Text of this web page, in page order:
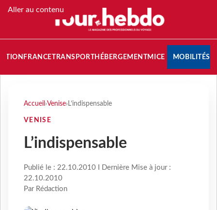
Aller au contenu
FRANCETRANSPORT HÉBERGEMENTMICE MOBILITÉS
Accueil ›Venise› L’indispensable
VENISE
L’indispensable
Publié le : 22.10.2010 I Dernière Mise à jour :
22.10.2010
Par Rédaction